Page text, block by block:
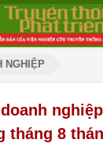
NGHIỆP
tháng 8